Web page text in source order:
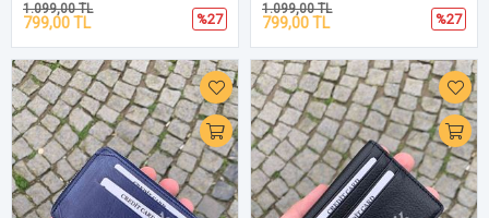
799,00 TL
1.099,00 TL
%27 799,00 TL
1.099,00 TL
%27